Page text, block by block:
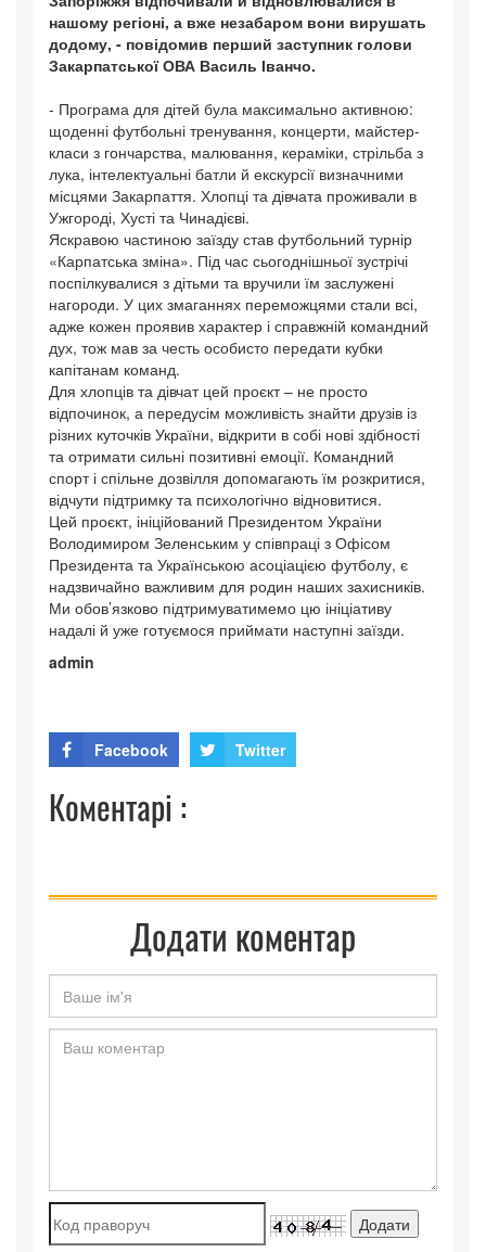
нашому регіоні, а вже незабаром вони вирушать
додому, - повідомив перший заступник голови
Закарпатської ОВА Василь Іванчо.
- Програма для дітей була максимально активною:
щоденні футбольні тренування, концерти, майстер-
класи з гончарства, малювання, кераміки, стрільба з
лука, інтелектуальні батли й екскурсії визначними
місцями Закарпаття. Хлопці та дівчата проживали в
Ужгороді, Хусті та Чинадієві.
Яскравою частиною заїзду став футбольний турнір
«Карпатська зміна». Під час сьогоднішньої зустрічі
поспілкувалися з дітьми та вручили їм заслужені
нагороди. У цих змаганнях переможцями стали всі,
адже кожен проявив характер і справжній командний
дух, тож мав за честь особисто передати кубки
капітанам команд.
Для хлопців та дівчат цей проєкт – не просто
відпочинок, а передусім можливість знайти друзів із
різних куточків України, відкрити в собі нові здібності
та отримати сильні позитивні емоції. Командний
спорт і спільне дозвілля допомагають їм розкритися,
відчути підтримку та психологічно відновитися.
Цей проєкт, ініційований Президентом України
Володимиром Зеленським у співпраці з Офісом
Президента та Українською асоціацією футболу, є
надзвичайно важливим для родин наших захисників.
Ми обов’язково підтримуватимемо цю ініціативу
надалі й уже готуємося приймати наступні заїзди.
admin
Facebook Twitter
Коментарі :
Додати коментар